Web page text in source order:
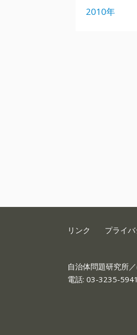
2010年
リンク プライ
自治体問題研究所
電話: 03-3235-5941